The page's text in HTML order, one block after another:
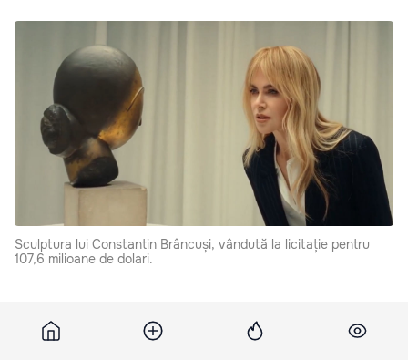
Sculptura lui Constantin Brâncuși, vândută la licitație pentru
107,6 milioane de dolari.
în 1913 și a fost achiziționat de familia de colecționari